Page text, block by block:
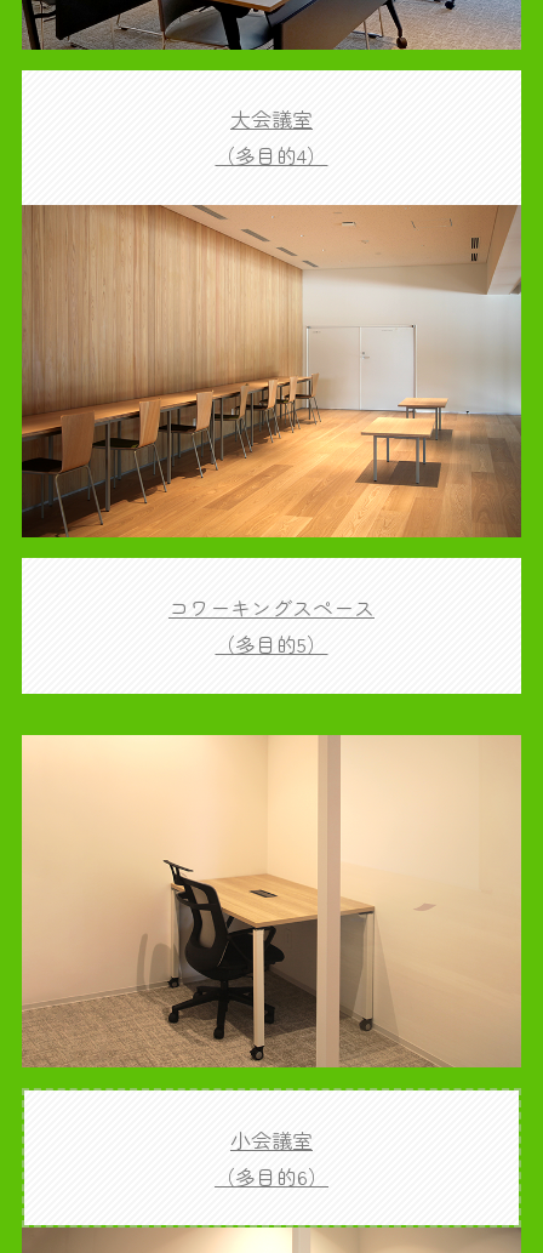
大会議室
（多目的4）
コワーキングスペース
（多目的5）
小会議室
（多目的6）